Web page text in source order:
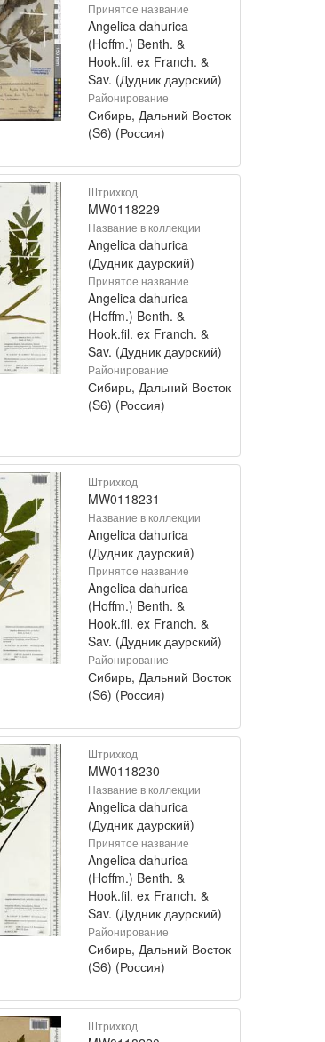
Принятое название
Angelica dahurica
(Hoffm.) Benth. &
Hook.fil. ex Franch. &
Sav. (Дудник даурский)
Районирование
Сибирь, Дальний Восток
(S6) (Россия)
Штрихкод
MW0118229
Название в коллекции
Angelica dahurica
(Дудник даурский)
Принятое название
Angelica dahurica
(Hoffm.) Benth. &
Hook.fil. ex Franch. &
Sav. (Дудник даурский)
Районирование
Сибирь, Дальний Восток
(S6) (Россия)
Штрихкод
MW0118231
Название в коллекции
Angelica dahurica
(Дудник даурский)
Принятое название
Angelica dahurica
(Hoffm.) Benth. &
Hook.fil. ex Franch. &
Sav. (Дудник даурский)
Районирование
Сибирь, Дальний Восток
(S6) (Россия)
Штрихкод
MW0118230
Название в коллекции
Angelica dahurica
(Дудник даурский)
Принятое название
Angelica dahurica
(Hoffm.) Benth. &
Hook.fil. ex Franch. &
Sav. (Дудник даурский)
Районирование
Сибирь, Дальний Восток
(S6) (Россия)
Штрихкод